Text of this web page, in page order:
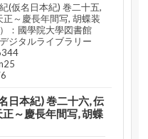
(仮名日本紀) 巻二十五,
正～慶長年間写, 胡蝶装
：國學院大學図書館
ジタルライブラリー
日本紀) 巻二十六, 伝
～慶長年間写, 胡蝶